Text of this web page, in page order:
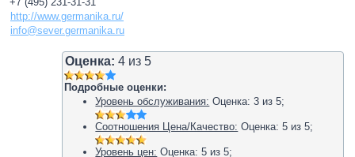
http://www.germanika.ru/
info@sever.germanika.ru
Оценка: 4 из5
Подробные оценки:
Уровень обслуживания: Оценка:3 из5;
Соотношения Цена/Качество: Оценка:5 из5;
Уровень цен: Оценка:5 из5;